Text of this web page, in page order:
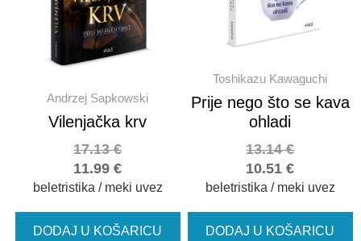
Andrzej Sapkowski
Vilenjačka krv
11.99€
17.13€
beletristika / meki uvez
DODAJ U KOŠARICU
Toshikazu Kawaguchi
Prije nego što se kava
ohladi
10.51€
13.14€
beletristika / meki uvez
DODAJ U KOŠARICU